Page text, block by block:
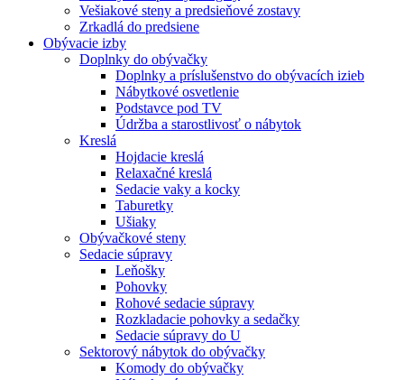
Vešiakové steny a predsieňové zostavy
Zrkadlá do predsiene
Obývacie izby
Doplnky do obývačky
Doplnky a príslušenstvo do obývacích izieb
Nábytkové osvetlenie
Podstavce pod TV
Údržba a starostlivosť o nábytok
Kreslá
Hojdacie kreslá
Relaxačné kreslá
Sedacie vaky a kocky
Taburetky
Ušiaky
Obývačkové steny
Sedacie súpravy
Leňošky
Pohovky
Rohové sedacie súpravy
Rozkladacie pohovky a sedačky
Sedacie súpravy do U
Sektorový nábytok do obývačky
Komody do obývačky